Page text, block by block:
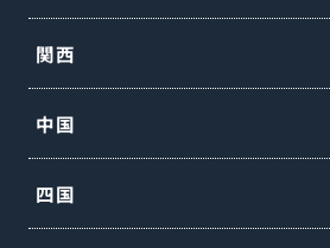
関西
中国
四国